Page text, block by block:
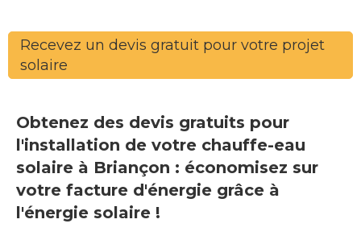
Recevez un devis gratuit pour votre projet
solaire
Obtenez des devis gratuits pour
l'installation de votre chauffe-eau
solaire à Briançon : économisez sur
votre facture d'énergie grâce à
l'énergie solaire !